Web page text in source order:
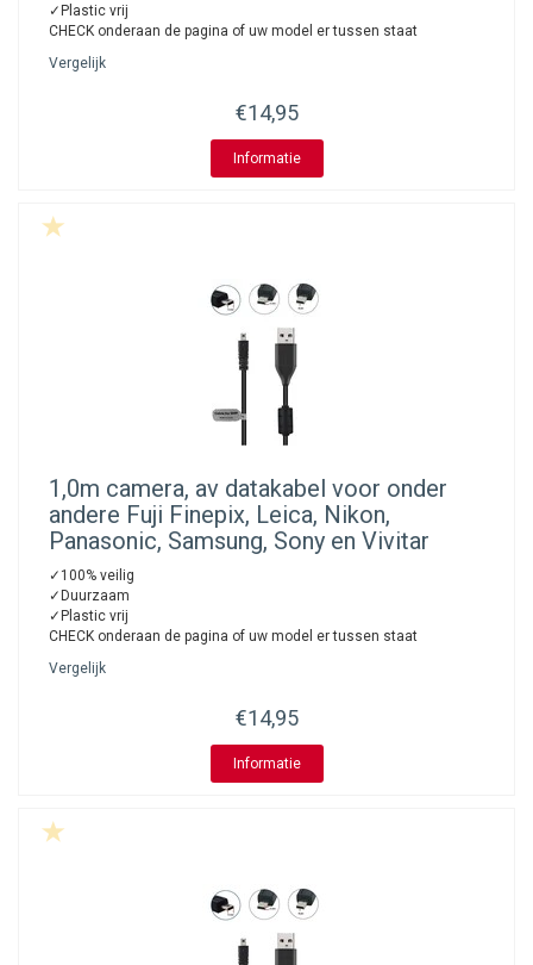
✓Plastic vrij
CHECK onderaan de pagina of uw model er tussen staat
Vergelijk
€14,95
Informatie
1,0m camera, av datakabel voor onder
andere Fuji Finepix, Leica, Nikon,
Panasonic, Samsung, Sony en Vivitar
✓100% veilig
✓Duurzaam
✓Plastic vrij
CHECK onderaan de pagina of uw model er tussen staat
Vergelijk
€14,95
Informatie